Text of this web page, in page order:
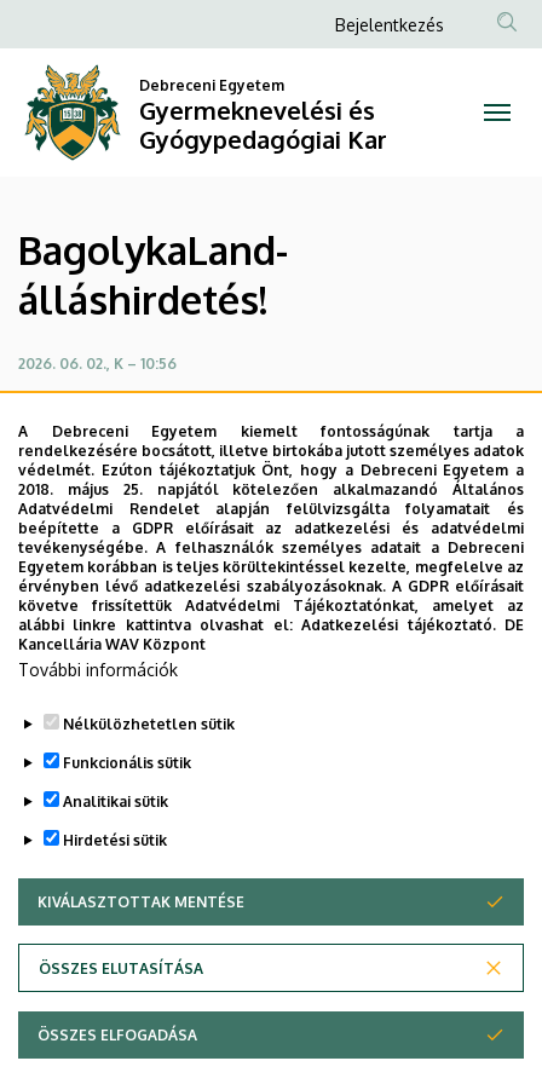
álláshirdetés!
Gyermeknevelési
Gyógypedagógiai
Kar
a
tartalomra
Anonim
fiók
menüje
Bejelentkezés
Debreceni Egyetem
Gyermeknevelési és
Gyógypedagógiai Kar
BagolykaLand-
álláshirdetés!
2026. 06. 02., K – 10:56
Mozgásfejlesztő és logopédus kollégát keresünk!
Bővül a BagolykaLand csapata!
Mozgásfejlesztő és logopédus kollégát keresünk!
A debreceni BagolykaLandba keressük azt az új
kollégánkat, aki nemcsak letudja az órákat,
hanem szívvel-lélekkel beleteszi magát a munkába, és
örömmel sajátítja el a mi jól bevált
módszertanunkat!
Bővebb informácíók letöltése
Legutóbbi frissítés: 2026. 06. 02. 11:02
Adatvédelem
Copyright © 2026 Unideb
A Debreceni Egyetem kiemelt fontosságúnak tartja a
rendelkezésére bocsátott, illetve birtokába jutott személyes adatok
védelmét. Ezúton tájékoztatjuk Önt, hogy a Debreceni Egyetem a
2018. május 25. napjától kötelezően alkalmazandó Általános
Adatvédelmi Rendelet alapján felülvizsgálta folyamatait és
beépítette a GDPR előírásait az adatkezelési és adatvédelmi
tevékenységébe. A felhasználók személyes adatait a Debreceni
Egyetem korábban is teljes körültekintéssel kezelte, megfelelve az
érvényben lévő adatkezelési szabályozásoknak. A GDPR előírásait
követve frissítettük Adatvédelmi Tájékoztatónkat, amelyet az
alábbi linkre kattintva olvashat el:Adatkezelési tájékoztató. DE
Kancellária WAV Központ
További információk
Nélkülözhetetlen sütik
Funkcionális sütik
Analitikai sütik
Hirdetési sütik
KIVÁLASZTOTTAK MENTÉSE
ÖSSZES ELUTASÍTÁSA
WITHDRAW CONSENT
ÖSSZES ELFOGADÁSA